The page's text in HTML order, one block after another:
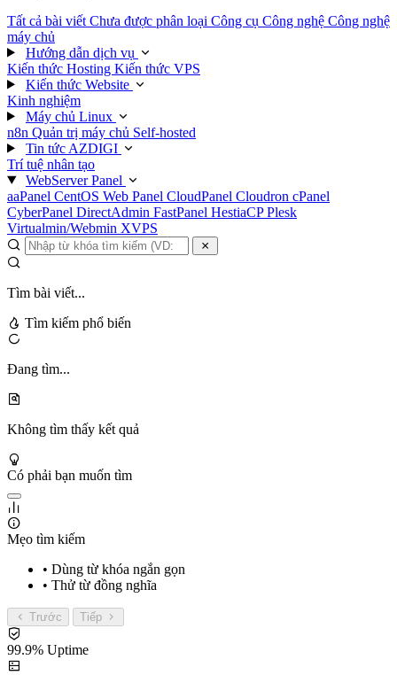
Tất cả bài viết Chưa được phân loại Công cụ Công nghệ Công nghệ
máy chủ
Hướng dẫn dịch vụ
Kiến thức Hosting Kiến thức VPS
Kiến thức Website
Kinh nghiệm
Máy chủ Linux
n8n Quản trị máy chủ Self-hosted
Tin tức AZDIGI
Trí tuệ nhân tạo
WebServer Panel
aaPanel CentOS Web Panel CloudPanel Cloudron cPanel
CyberPanel DirectAdmin FastPanel HestiaCPPlesk
Virtualmin/Webmin XVPS
Tìm bài viết...
Tìm kiếm phổ biến
Đang tìm...
Không tìm thấy kết quả
Có phải bạn muốn tìm
Mẹo tìm kiếm
• Dùng từ khóa ngắn gọn
• Thử từ đồng nghĩa
Trước Tiếp
99.9% Uptime